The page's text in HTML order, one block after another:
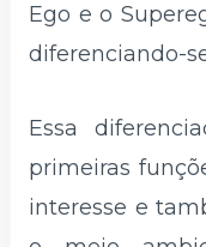
Ego e o
diferenciando-
Essa
primeiras
interesse e